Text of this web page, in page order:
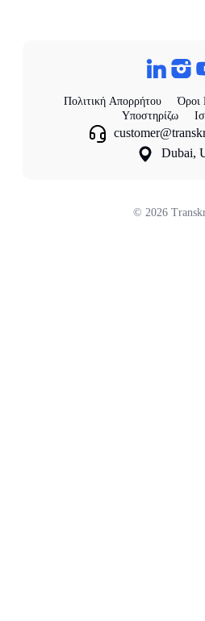
Πολιτική Απορρήτου
Όροι
Υποστηρίζω
Dubai,
© 2026